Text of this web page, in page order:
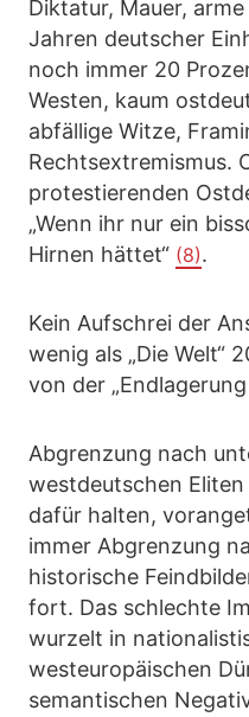
Diktatur, Mauer,
Jahren deutscher
noch immer 20
Westen, kaum
abfällige Witze,
Rechtsextremismus.
protestierenden
„Wenn ihr nur ein
Hirnen hättet“ (8).
Kein Aufschrei der
wenig als „Die Welt“
von der
Abgrenzung nach
westdeutschen
dafür halten,
immer Abgrenzung
historische
fort. Das schlechte
wurzelt in
westeuropäischen
semantischen